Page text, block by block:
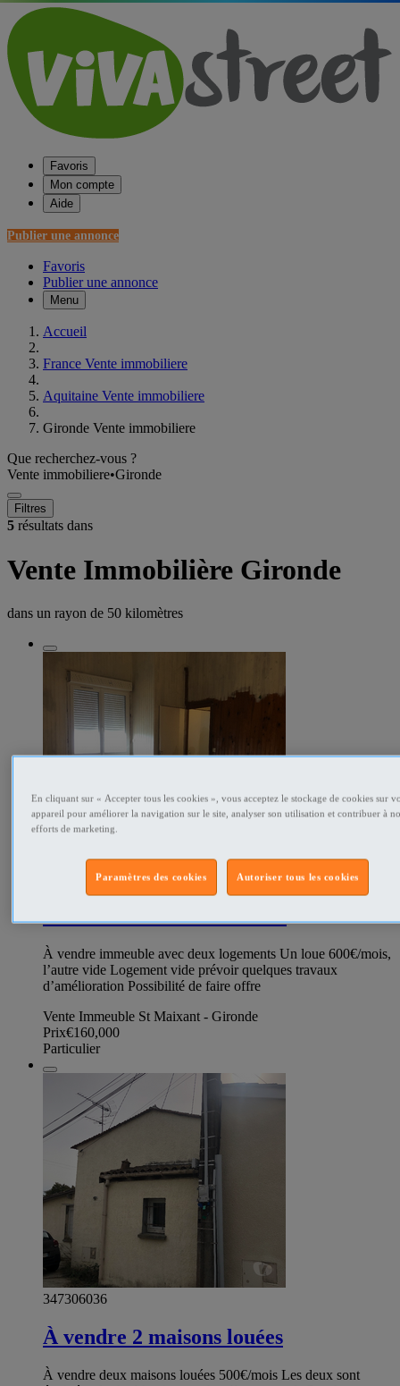
Favoris
Mon compte
Aide
Publier une annonce
Favoris
Publier une annonce
Menu
Accueil
France Vente immobiliere
Aquitaine Vente immobiliere
Gironde Vente immobiliere
Que recherchez-vous ?
Vente immobiliere•Gironde
Filtres
5 résultats dans
Vente Immobilière Gironde
dans un rayon de 50 kilomètres
347306144
À vendre immeuble locatif
À vendre immeuble avec deux logements Un loue 600€/mois,
l’autre vide Logement vide prévoir quelques travaux
d’amélioration Possibilité de faire offre
Vente Immeuble St Maixant - Gironde
Prix€160,000
Particulier
347306036
À vendre 2 maisons louées
À vendre deux maisons louées 500€/mois Les deux sont
En cliquant sur « Accepter tous les cookies », vous acceptez le stockage de cookies sur
appareil pour améliorer la navigation sur le site, analyser son utilisation et contribuer à
efforts de marketing.
Autoriser tous les cookies
Paramètres des cookies